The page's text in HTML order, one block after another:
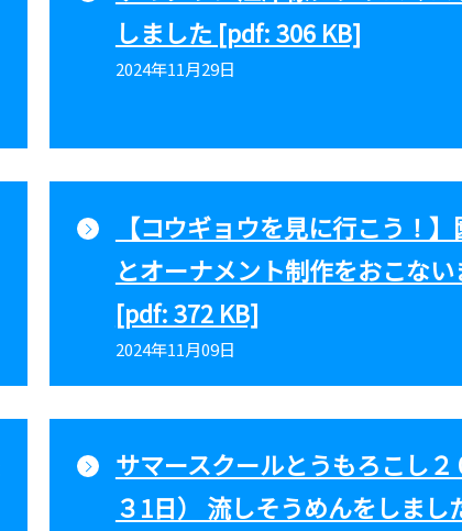
しました [pdf: 306 KB]
2024年11月29日
【コウギョウを見に行こう！
とオーナメント制作をおこない
[pdf: 372 KB]
2024年11月09日
サマースクールとうもろこし２
３1日） 流しそうめんをしまし